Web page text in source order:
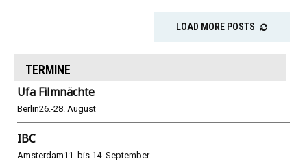
LOAD MORE POSTS
TERMINE
Ufa Filmnächte
Berlin26.-28. August
IBC
Amsterdam11. bis 14. September